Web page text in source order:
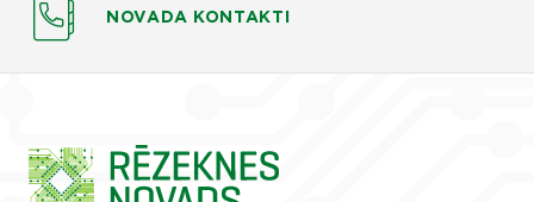
NOVADA KONTAKTI